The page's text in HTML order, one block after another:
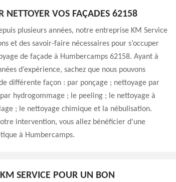
NETTOYER VOS FAÇADES 62158
plusieurs années, notre entreprise KM Service
et des savoir-faire nécessaires pour s’occuper
de façade à Humbercamps 62158. Ayant à
d’expérience, sachez que nous pouvons
différente façon : par ponçage ; nettoyage par
hydrogommage ; le peeling ; le nettoyage à
; le nettoyage chimique et la nébulisation.
intervention, vous allez bénéficier d’une
à Humbercamps.
SERVICE POUR UN BON